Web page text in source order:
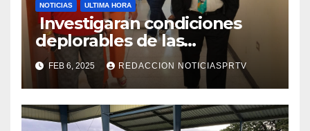
NOTICIAS ULTIMA HORA
Investigaran condiciones
deplorables de las
facilidades el Departamento
de la Salud en Mayagüez
FEB 6, 2025 REDACCION NOTICIASPRTV